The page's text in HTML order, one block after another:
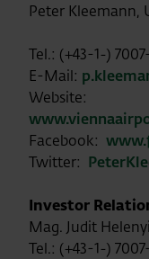
Peter
Tel.:
E-Mail:
Website:
Facebook:
Twitter:
Investor
Mag. Judit Helenyi
Tel.: (+43-1-)